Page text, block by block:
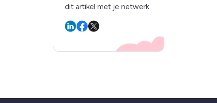
dit artikel met je netwerk.